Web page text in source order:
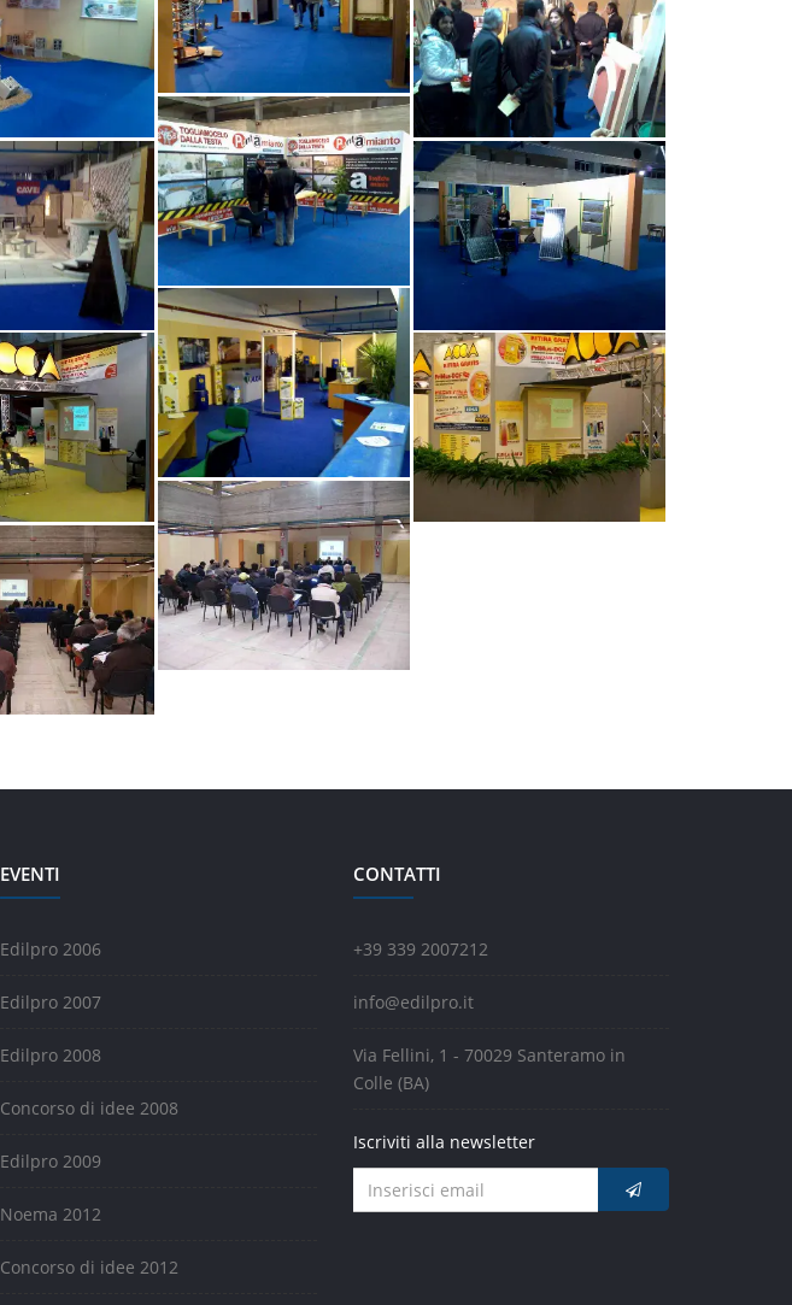
EVENTI
Edilpro 2006
Edilpro 2007
Edilpro 2008
Concorso di idee 2008
Edilpro 2009
Noema 2012
Concorso di idee 2012
CONTATTI
+39 339 2007212
info@edilpro.it
Via Fellini, 1 - 70029 Santeramo in
Colle (BA)
Iscriviti alla newsletter